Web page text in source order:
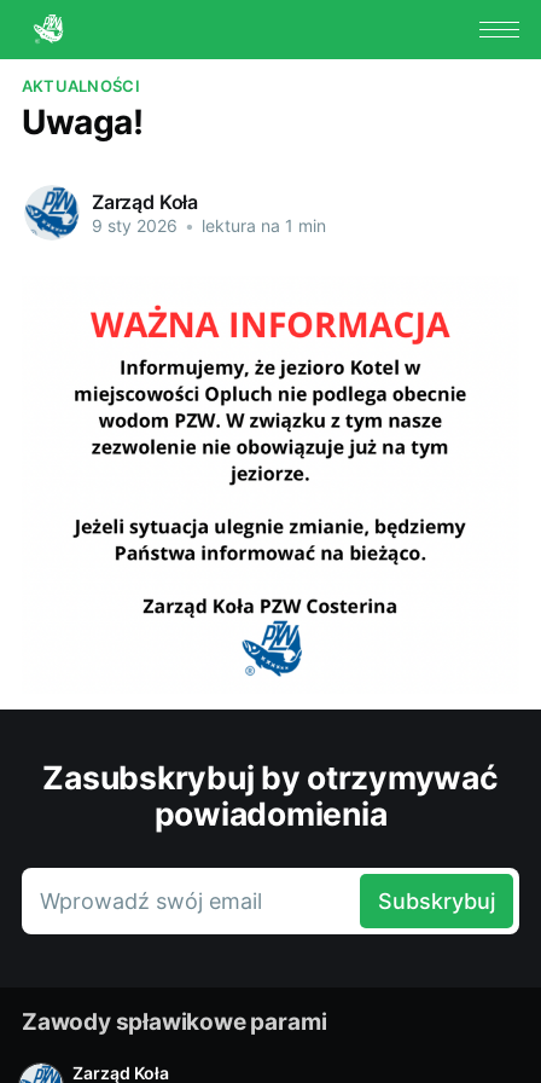
AKTUALNOŚCI
Uwaga!
Zarząd Koła
9 sty 2026 • lektura na 1 min
Zasubskrybuj by otrzymywać
powiadomienia
Wprowadź swój email Subskrybuj
Zawody spławikowe parami
Zarząd Koła